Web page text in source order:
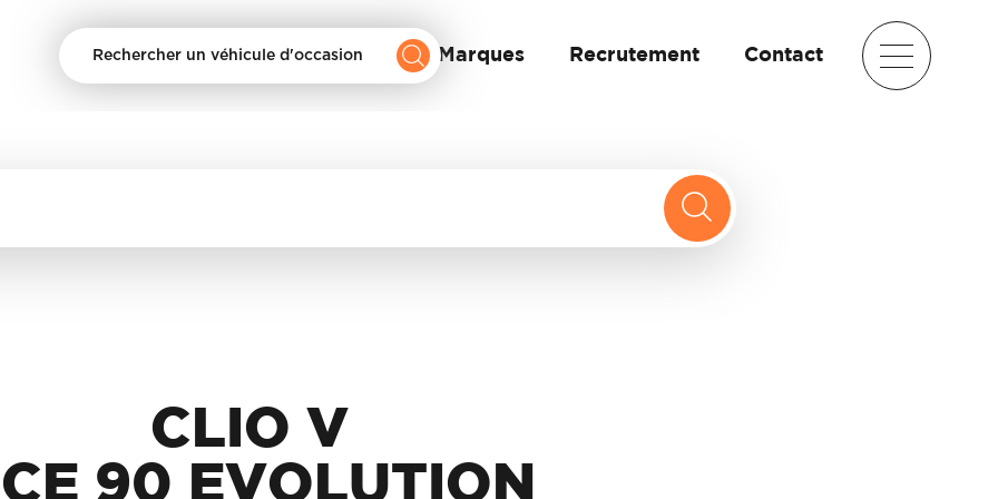
Rechercher un véhicule d'occasion Nos Marques Recrutement Contact
CLIO V
90 EVOLUTION